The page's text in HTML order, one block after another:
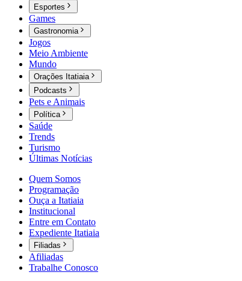
Esportes
Games
Gastronomia
Jogos
Meio Ambiente
Mundo
Orações Itatiaia
Podcasts
Pets e Animais
Política
Saúde
Trends
Turismo
Últimas Notícias
Quem Somos
Programação
Ouça a Itatiaia
Institucional
Entre em Contato
Expediente Itatiaia
Filiadas
Afiliadas
Trabalhe Conosco